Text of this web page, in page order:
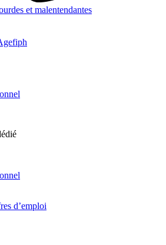
et malentendantes
d’emploi